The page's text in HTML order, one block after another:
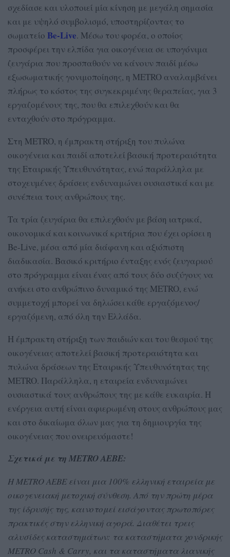
σχεδίασε και υλοποιεί μία κίνηση με μεγάλη σημασία
και με υψηλό συμβολισμό, υποστηρίζοντας το
σωματείο Be-Live. Μέσω του φορέα, ο οποίος
προσφέρει την ελπίδα για οικογένεια σε υπογόνιμα
ζευγάρια που προσπαθούν να κάνουν παιδί μέσω
εξωσωματικής γονιμοποίησης, η METRO αναλαμβάνει
πλήρως το κόστος της συγκεκριμένης θεραπείας, για 3
εργαζομένους της, που θα επιλεχθούν και θα
ενταχθούν στο πρόγραμμα.
Στη METRO, η έμπρακτη στήριξη του πυλώνα
οικογένεια και παιδί αποτελεί βασική προτεραιότητα
της Εταιρικής Υπευθυνότητας, ενώ παράλληλα με
στοχευμένες δράσεις ενδυναμώνει ουσιαστικά και με
συνέπεια τους ανθρώπους της.
Τα τρία ζευγάρια θα επιλεχθούν με βάση ιατρικά,
οικονομικά και κοινωνικά κριτήρια που έχει ορίσει η
Be-Live, μέσα από μία διάφανη και αξιόπιστη
διαδικασία. Βασικό κριτήριο ένταξης ενός ζευγαριού
στο πρόγραμμα είναι ένας από τους δύο συζύγους να
ανήκει στο ανθρώπινο δυναμικό της METRO, ενώ
συμμετοχή μπορεί να δηλώσει κάθε εργαζόμενος/
εργαζόμενη, από όλη την Ελλάδα.
Η έμπρακτη στήριξη των παιδιών και του θεσμού της
οικογένειας αποτελεί βασική προτεραιότητα και
πυλώνα δράσεων της Εταιρικής Υπευθυνότητας της
METRO. Παράλληλα, η εταιρεία ενδυναμώνει
ουσιαστικά τους ανθρώπους της με κάθε ευκαιρία. Η
ενέργεια αυτή είναι αφιερωμένη στους ανθρώπους μας
και στο δικαίωμα όλων μας για τη δημιουργία της
οικογένειας που ονειρευόμαστε!
Σχετικά με τη METROAEBE:
HMETROAEBEείναι μια 100% ελληνική εταιρεία με
οικογενειακή μετοχική σύνθεση. Από την πρώτη μέρα
της ίδρυσής της, καινοτομεί εισάγοντας πρωτοπόρες
πρακτικές στην ελληνική αγορά. Διαθέτει τρεις
αλυσίδες καταστημάτων: τα καταστήματα χονδρικής
METRO Cash & Carry, και τα καταστήματα λιανικής